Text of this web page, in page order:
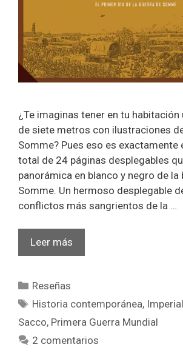
¿Te imaginas tener en tu habitación
de siete metros con ilustraciones
Somme? Pues eso es exactamente
total de 24 páginas desplegables
panorámica en blanco y negro de la
Somme. Un hermoso desplegable
conflictos más sangrientos de la …
Leer más
Gran
Joe
Sacco
La
Categorías
Reseñas
Etiquetas
Historia contemporánea,
Sacco, Primera Guerra Mundial
2 comentarios